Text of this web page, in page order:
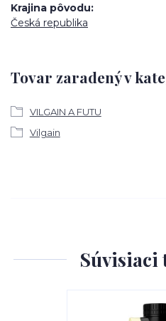
Krajina pôvodu
Česká republika
Tovar zaradený v
VILGAIN A FUTU
Vilgain
Súvisiaci